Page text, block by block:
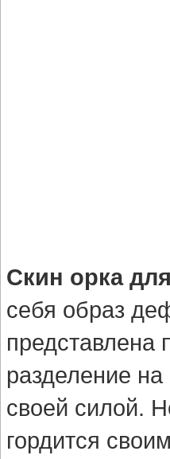
Скин орка
себя образ
представлена
разделение
своей силой.
гордится